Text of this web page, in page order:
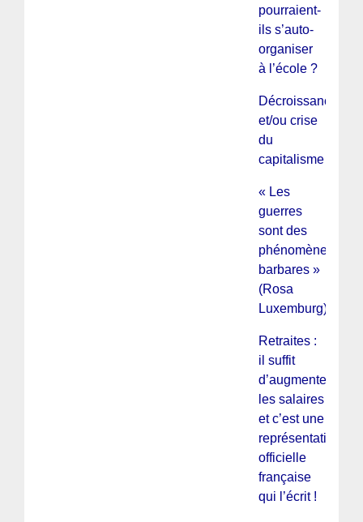
pourraient-
ils s’auto-
organiser
à l’école ?
Décroissance
et/ou crise
du
capitalisme ?
« Les
guerres
sont des
phénomènes
barbares »
(Rosa
Luxemburg)
Retraites :
il suffit
d’augmenter
les salaires
et c’est une
représentation
officielle
française
qui l’écrit !